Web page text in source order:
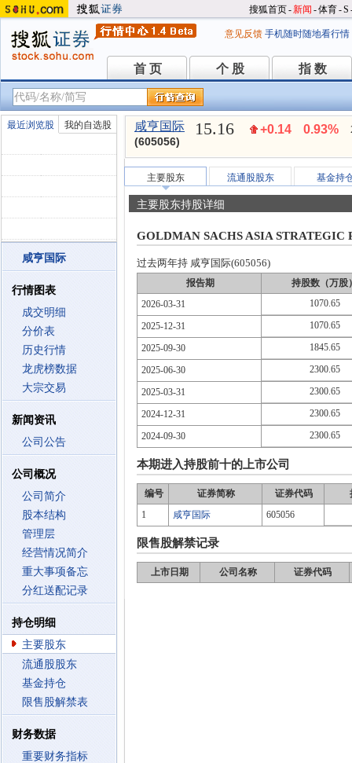
搜狐首页-新闻 -体育-S
意见反馈 手机随时随地看行情
首 页
首 页 个 股
个 股 指 数
指 数
最近浏览股 我的自选股
咸亨国际
行情图表
成交明细
分价表
历史行情
龙虎榜数据
大宗交易
新闻资讯
公司公告
公司概况
公司简介
股本结构
管理层
经营情况简介
重大事项备忘
分红送配记录
持仓明细
主要股东
流通股股东
基金持仓
限售股解禁表
财务数据
重要财务指标
咸亨国际
(605056)
15.16 +0.14 0.93%
主要股东 流通股股东 基金持
主要股东持股详细
GOLDMAN SACHS ASIA STRATEGIC
过去两年持 咸亨国际(605056)
报告期
持股数（万股
2026-03-31
1070.65
2025-12-31 1070.65
2025-09-30 1845.65
2025-06-30 2300.65
2025-03-31 2300.65
2024-12-31 2300.65
2024-09-30 2300.65
本期进入持股前十的上市公司
编号 证券简称 证券代码
1
咸亨国际 605056
限售股解禁记录
上市日期 公司名称 证券代码